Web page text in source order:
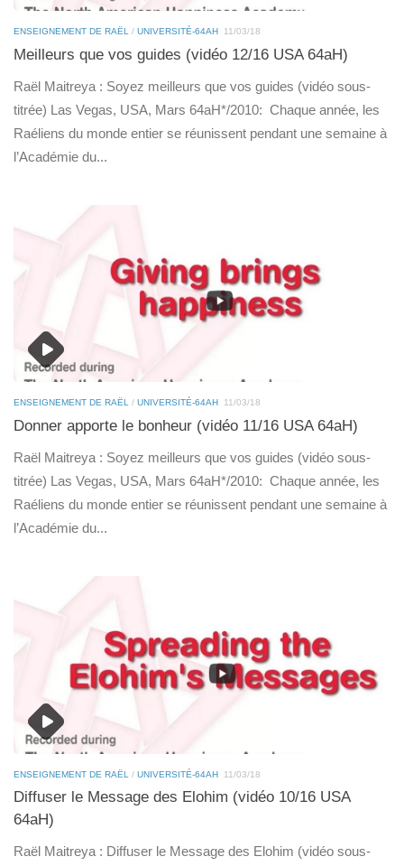
ENSEIGNEMENT DE RAËL / UNIVERSITÉ-64AH 11/03/18
Meilleurs que vos guides (vidéo 12/16 USA 64aH)
Raël Maitreya : Soyez meilleurs que vos guides (vidéo sous-
titrée) Las Vegas, USA, Mars 64aH*/2010: Chaque année, les
Raéliens du monde entier se réunissent pendant une semaine à
l’Académie du...
ENSEIGNEMENT DE RAËL / UNIVERSITÉ-64AH 11/03/18
Donner apporte le bonheur (vidéo 11/16 USA 64aH)
Raël Maitreya : Soyez meilleurs que vos guides (vidéo sous-
titrée) Las Vegas, USA, Mars 64aH*/2010: Chaque année, les
Raéliens du monde entier se réunissent pendant une semaine à
l’Académie du...
ENSEIGNEMENT DE RAËL / UNIVERSITÉ-64AH 11/03/18
Diffuser le Message des Elohim (vidéo 10/16 USA
64aH)
Raël Maitreya : Diffuser le Message des Elohim (vidéo sous-